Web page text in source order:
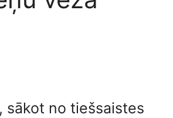
sākot no tiešsaistes